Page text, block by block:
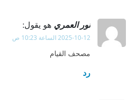
نور العمري هو يقول:
2025-10-12 الساعة 10:23 ص
مصحف القيام
رد